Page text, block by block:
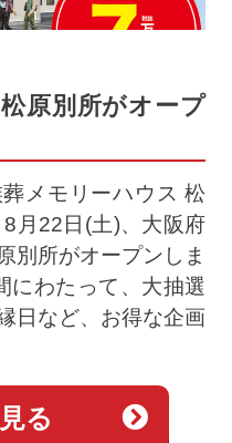
原別所がオープ
メモリーハウス 松
月22日(土)、大阪府
別所がオープンしま
にわたって、大抽選
日など、お得な企画
る